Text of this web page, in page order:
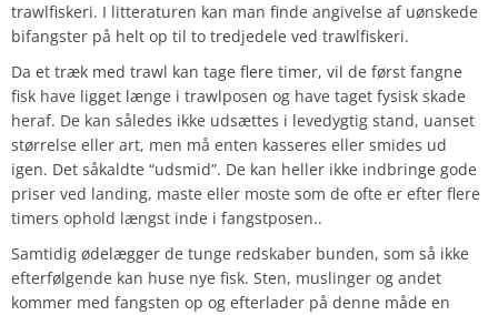
trawlfiskeri. I litteraturen kan man finde angivelse af uønskede
bifangster på helt op til to tredjedele ved trawlfiskeri.
Da et træk med trawl kan tage flere timer, vil de først fangne
fisk have ligget længe i trawlposen og have taget fysisk skade
heraf. De kan således ikke udsættes i levedygtig stand, uanset
størrelse eller art, men må enten kasseres eller smides ud
igen. Det såkaldte “udsmid”. De kan heller ikke indbringe gode
priser ved landing, maste eller moste som de ofte er efter flere
timers ophold længst inde i fangstposen..
Samtidig ødelægger de tunge redskaber bunden, som så ikke
efterfølgende kan huse nye fisk. Sten, muslinger og andet
kommer med fangsten op og efterlader på denne måde en